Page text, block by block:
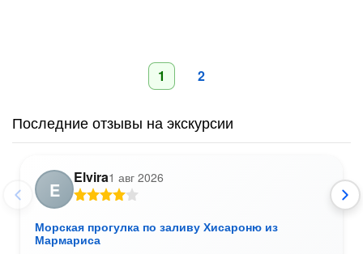
1 2
Последние отзывы на экскурсии
E
Elvira1 авг 2026
Морская прогулка по заливу Хисароню из
Мармариса